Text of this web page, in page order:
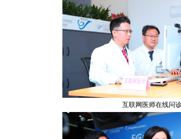
互联网医师在线问